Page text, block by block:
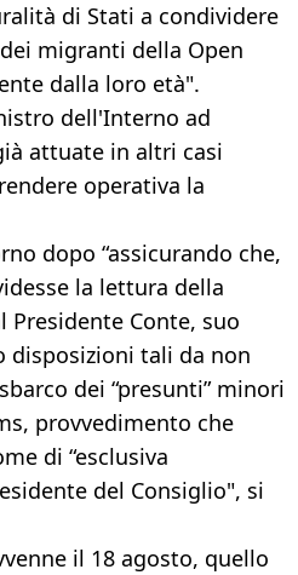
di Stati a condividere
migranti della Open
dalla loro età".
dell'Interno ad
attuate in altri casi
operativa la
dopo “assicurando che,
la lettura della
Conte, suo
disposizioni tali da non
dei “presunti” minori
provvedimento che
di “esclusiva
del Consiglio", si
il 18 agosto, quello